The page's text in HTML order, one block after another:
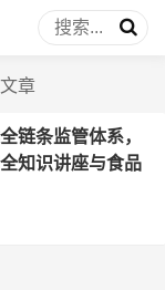
章
链条监管体系，
知识讲座与食品